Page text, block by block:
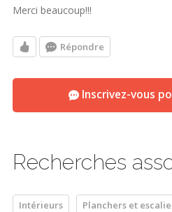
Merci beaucoup!!!
Répondre
Inscrivez-vous
Recherches
Intérieurs Planchers et